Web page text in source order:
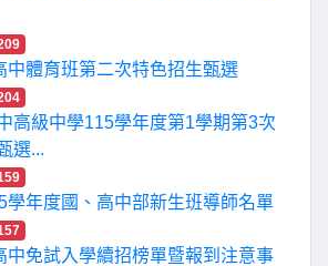
中體育班第二次特色招生甄選
高級中學115學年度第1學期第3次
選...
學年度國、高中部新生班導師名單
中免試入學續招榜單暨報到注意事